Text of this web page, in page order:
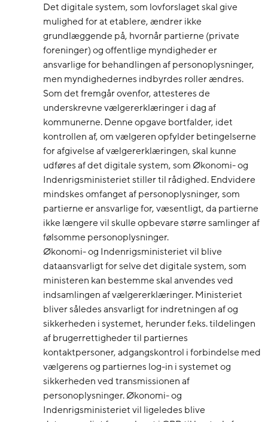
Det digitale system, som lovforslaget skal give
mulighed for at etablere, ændrer ikke
grundlæggende på, hvornår partierne (private
foreninger) og offentlige myndigheder er
ansvarlige for behandlingen af personoplysninger,
men myndighedernes indbyrdes roller ændres.
Som det fremgår ovenfor, attesteres de
underskrevne vælgererklæringer i dag af
kommunerne. Denne opgave bortfalder, idet
kontrollen af, om vælgeren opfylder betingelserne
for afgivelse af vælgererklæringen, skal kunne
udføres af det digitale system, som Økonomi- og
Indenrigsministeriet stiller til rådighed. Endvidere
mindskes omfanget af personoplysninger, som
partierne er ansvarlige for, væsentligt, da partierne
ikke længere vil skulle opbevare større samlinger af
følsomme personoplysninger.
Økonomi- og Indenrigsministeriet vil blive
dataansvarligt for selve det digitale system, som
ministeren kan bestemme skal anvendes ved
indsamlingen af vælgererklæringer. Ministeriet
bliver således ansvarligt for indretningen af og
sikkerheden i systemet, herunder f.eks. tildelingen
af brugerrettigheder til partiernes
kontaktpersoner, adgangskontrol i forbindelse med
vælgerens og partiernes log-in i systemet og
sikkerheden ved transmissionen af
personoplysninger. Økonomi- og
Indenrigsministeriet vil ligeledes blive